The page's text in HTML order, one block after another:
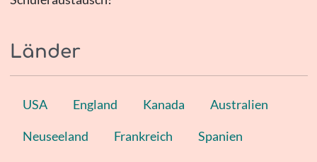
Länder
USA England Kanada Australien
Neuseeland Frankreich Spanien